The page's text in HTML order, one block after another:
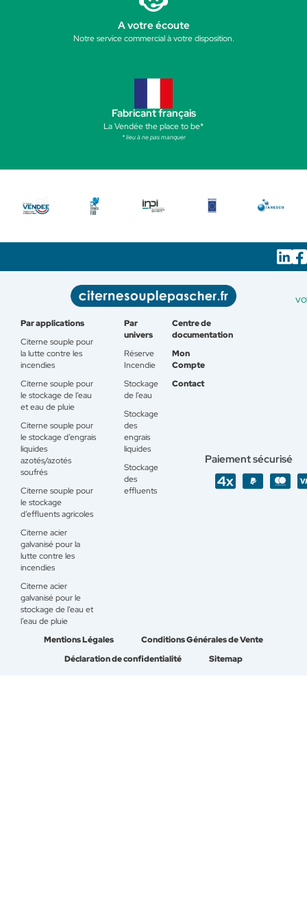
A votre écoute
Notre service commercial à votre disposition.
Fabricant français
La Vendée the place to be*
* lieu à ne pas manquer
Par applications
Citerne souple pour
la lutte contre les
incendies
Citerne souple pour
le stockage de l’eau
et eau de pluie
Citerne souple pour
le stockage d’engrais
liquides
azotés/azotés
soufrés
Citerne souple pour
le stockage
d’effluents agricoles
Citerne acier
galvanisé pour la
lutte contre les
incendies
Citerne acier
galvanisé pour le
stockage de l’eau et
l’eau de pluie
Par
univers
Réserve
Incendie
Stockage
de l’eau
Stockage
des
engrais
liquides
Stockage
des
effluents
Centre de
documentation
Mon
Compte
Contact
Paiement sécurisé
Mentions Légales
Conditions Générales de Vente
Déclaration de confidentialité
Sitemap